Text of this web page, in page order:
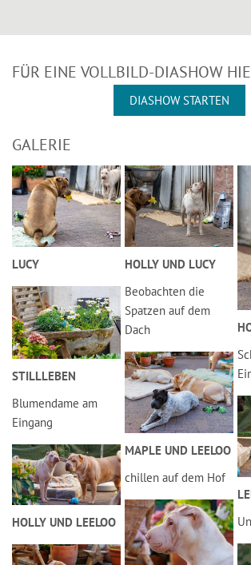
FÜR EINE VOLLBILD-DIASHOW
DIASHOW STARTEN
GALERIE
LUCY
STILLLEBEN
Blumendame am
Eingang
HOLLY UND LEELOO
HOLLY UND LUCY
Beobachten die
Spatzen auf dem
Dach
MAPLE UND LEELOO
chillen auf dem Hof